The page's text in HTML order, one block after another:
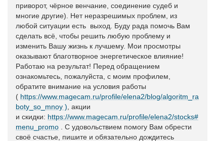
приворот, чёрное венчание, соединение судеб и
многие другие). Нет неразрешимых проблем, из
любой ситуации есть выход. Буду рада помочь Вам
сделать всё, чтобы решить любую проблему и
изменить Вашу жизнь к лучшему. Мои просмотры
оказывают благотворное энергетическое влияние!
Работаю на результат! Перед обращением
ознакомьтесь, пожалуйста, с моим профилем,
обратите внимание на условия работы
( https://www.magecam.ru/profile/elena2/blog/algoritm_ra
boty_so_mnoy ) , акции
и скидки: https://www.magecam.ru/profile/elena2/stocks#
menu_promo . С удовольствием помогу Вам обрести
своё счастье, пишите и обязательно дождитесь